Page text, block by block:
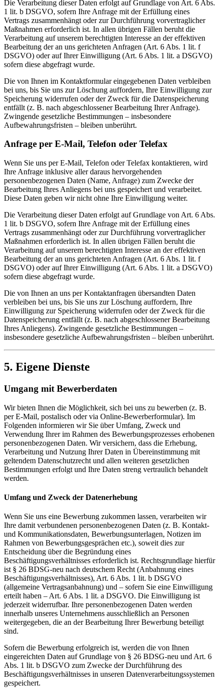
Die Verarbeitung dieser Daten erfolgt auf Grundlage von Art. 6 Abs.
1 lit. b DSGVO, sofern Ihre Anfrage mit der Erfüllung eines
Vertrags zusammenhängt oder zur Durchführung vorvertraglicher
Maßnahmen erforderlich ist. In allen übrigen Fällen beruht die
Verarbeitung auf unserem berechtigten Interesse an der effektiven
Bearbeitung der an uns gerichteten Anfragen (Art. 6 Abs. 1 lit. f
DSGVO) oder auf Ihrer Einwilligung (Art. 6 Abs. 1 lit. a DSGVO)
sofern diese abgefragt wurde.
Die von Ihnen im Kontaktformular eingegebenen Daten verbleiben
bei uns, bis Sie uns zur Löschung auffordern, Ihre Einwilligung zur
Speicherung widerrufen oder der Zweck für die Datenspeicherung
entfällt (z. B. nach abgeschlossener Bearbeitung Ihrer Anfrage).
Zwingende gesetzliche Bestimmungen – insbesondere
Aufbewahrungsfristen – bleiben unberührt.
Anfrage per E-Mail, Telefon oder Telefax
Wenn Sie uns per E-Mail, Telefon oder Telefax kontaktieren, wird
Ihre Anfrage inklusive aller daraus hervorgehenden
personenbezogenen Daten (Name, Anfrage) zum Zwecke der
Bearbeitung Ihres Anliegens bei uns gespeichert und verarbeitet.
Diese Daten geben wir nicht ohne Ihre Einwilligung weiter.
Die Verarbeitung dieser Daten erfolgt auf Grundlage von Art. 6 Abs.
1 lit. b DSGVO, sofern Ihre Anfrage mit der Erfüllung eines
Vertrags zusammenhängt oder zur Durchführung vorvertraglicher
Maßnahmen erforderlich ist. In allen übrigen Fällen beruht die
Verarbeitung auf unserem berechtigten Interesse an der effektiven
Bearbeitung der an uns gerichteten Anfragen (Art. 6 Abs. 1 lit. f
DSGVO) oder auf Ihrer Einwilligung (Art. 6 Abs. 1 lit. a DSGVO)
sofern diese abgefragt wurde.
Die von Ihnen an uns per Kontaktanfragen übersandten Daten
verbleiben bei uns, bis Sie uns zur Löschung auffordern, Ihre
Einwilligung zur Speicherung widerrufen oder der Zweck für die
Datenspeicherung entfällt (z. B. nach abgeschlossener Bearbeitung
Ihres Anliegens). Zwingende gesetzliche Bestimmungen –
insbesondere gesetzliche Aufbewahrungsfristen – bleiben unberührt.
5. Eigene Dienste
Umgang mit Bewerberdaten
Wir bieten Ihnen die Möglichkeit, sich bei uns zu bewerben (z. B.
per E-Mail, postalisch oder via Online-Bewerberformular). Im
Folgenden informieren wir Sie über Umfang, Zweck und
Verwendung Ihrer im Rahmen des Bewerbungsprozesses erhobenen
personenbezogenen Daten. Wir versichern, dass die Erhebung,
Verarbeitung und Nutzung Ihrer Daten in Übereinstimmung mit
geltendem Datenschutzrecht und allen weiteren gesetzlichen
Bestimmungen erfolgt und Ihre Daten streng vertraulich behandelt
werden.
Umfang und Zweck der Datenerhebung
Wenn Sie uns eine Bewerbung zukommen lassen, verarbeiten wir
Ihre damit verbundenen personenbezogenen Daten (z. B. Kontakt-
und Kommunikationsdaten, Bewerbungsunterlagen, Notizen im
Rahmen von Bewerbungsgesprächen etc.), soweit dies zur
Entscheidung über die Begründung eines
Beschäftigungsverhältnisses erforderlich ist. Rechtsgrundlage hierfür
ist § 26 BDSG-neu nach deutschem Recht (Anbahnung eines
Beschäftigungsverhältnisses), Art. 6 Abs. 1 lit. b DSGVO
(allgemeine Vertragsanbahnung) und – sofern Sie eine Einwilligung
erteilt haben – Art. 6 Abs. 1 lit. a DSGVO. Die Einwilligung ist
jederzeit widerrufbar. Ihre personenbezogenen Daten werden
innerhalb unseres Unternehmens ausschließlich an Personen
weitergegeben, die an der Bearbeitung Ihrer Bewerbung beteiligt
sind.
Sofern die Bewerbung erfolgreich ist, werden die von Ihnen
eingereichten Daten auf Grundlage von § 26 BDSG-neu und Art. 6
Abs. 1 lit. b DSGVO zum Zwecke der Durchführung des
Beschäftigungsverhältnisses in unseren Datenverarbeitungssystemen
gespeichert.